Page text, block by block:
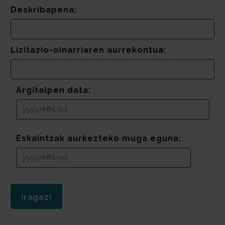
Deskribapena:
Lizitazio-oinarriaren aurrekontua:
Argitalpen data:
Eskaintzak aurkezteko muga eguna: